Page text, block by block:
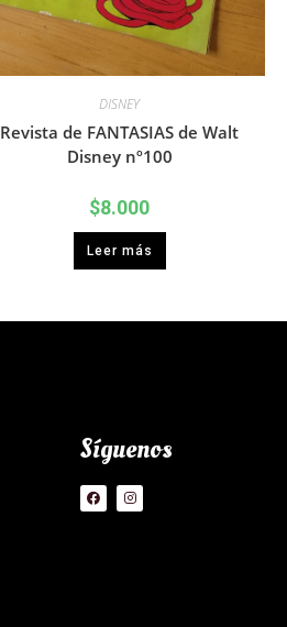
DISNEY
Revista de FANTASIAS de Walt
Disney nº100
$8.000
Leer más
Síguenos